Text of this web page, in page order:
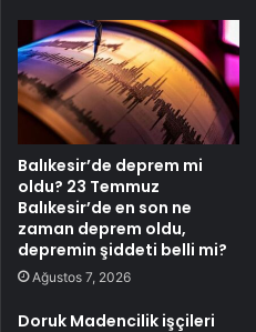
Balıkesir’de deprem mi
oldu? 23 Temmuz
Balıkesir’de en son ne
zaman deprem oldu,
depremin şiddeti belli mi?
Ağustos 7, 2026
Doruk Madencilik işçileri